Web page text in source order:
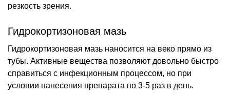
резкость зрения.
Гидрокортизоновая мазь
Гидрокортизоновая мазь наносится на веко прямо из
тубы. Активные вещества позволяют довольно быстро
справиться с инфекционным процессом, но при
условии нанесения препарата по 3-5 раз в день.